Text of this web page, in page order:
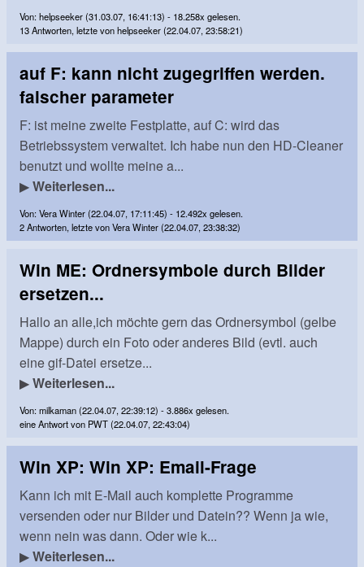
Von: helpseeker (31.03.07, 16:41:13) - 18.258x gelesen.
13 Antworten, letzte von helpseeker (22.04.07, 23:58:21)
auf F: kann nicht zugegriffen werden.
falscher parameter
F: ist meine zweite Festplatte, auf C: wird das
Betriebssystem verwaltet. Ich habe nun den HD-Cleaner
benutzt und wollte meine a...
▶Weiterlesen...
Von: Vera Winter (22.04.07, 17:11:45) - 12.492x gelesen.
2 Antworten, letzte von Vera Winter (22.04.07, 23:38:32)
Win ME: Ordnersymbole durch Bilder
ersetzen...
Hallo an alle,ich möchte gern das Ordnersymbol (gelbe
Mappe) durch ein Foto oder anderes Bild (evtl. auch
eine gif-Datei ersetze...
▶Weiterlesen...
Von: milkaman (22.04.07, 22:39:12) - 3.886x gelesen.
eine Antwort von PWT (22.04.07, 22:43:04)
Win XP: Win XP: Email-Frage
Kann ich mit E-Mail auch komplette Programme
versenden oder nur Bilder und Datein?? Wenn ja wie,
wenn nein was dann. Oder wie k...
▶Weiterlesen...